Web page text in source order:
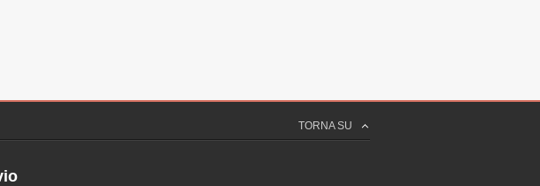
TORNA SU